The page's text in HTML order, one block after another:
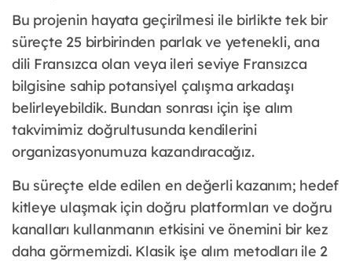
Bu projenin hayata geçirilmesi ile birlikte tek bir
süreçte 25 birbirinden parlak ve yetenekli, ana
dili Fransızca olan veya ileri seviye Fransızca
bilgisine sahip potansiyel çalışma arkadaşı
belirleyebildik. Bundan sonrası için işe alım
takvimimiz doğrultusunda kendilerini
organizasyonumuza kazandıracağız.
Bu süreçte elde edilen en değerli kazanım; hedef
kitleye ulaşmak için doğru platformları ve doğru
kanalları kullanmanın etkisini ve önemini bir kez
daha görmemizdi. Klasik işe alım metodları ile 2